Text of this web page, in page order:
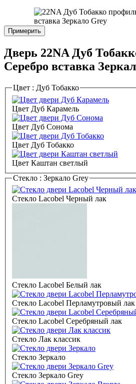
Примерить
Дверь 22NA Дуб
Серебро вставка
Цвет : Дуб Тобакко
Цвет Дуб Карамель
Цвет Дуб Сонома
Цвет Дуб Тобакко
Цвет Каштан светлый
Стекло : Зеркало Grey
Стекло Lacobel Черный лак
Стекло Lacobel Белый лак
Стекло Lacobel Перламутровый лак
Стекло Lacobel Серебряный лак
Стекло Лак классик
Стекло Зеркало
Стекло Зеркало Grey